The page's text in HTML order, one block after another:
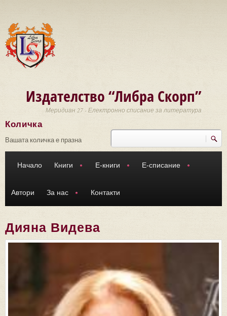
Издателство “Либра Скорп”
Меридиан 27 - Електронно списание за литература
Търси
Количка
Вашата количка е празна
Начало Книги Е-книги Е-списание
Автори За нас Контакти
Дияна Видева